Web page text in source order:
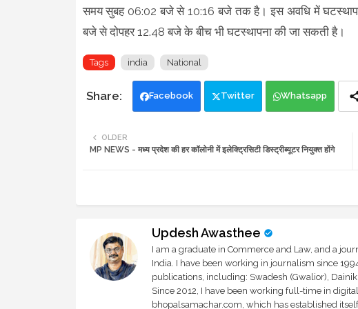
समय सुबह 06:02 बजे से 10:16 बजे तक है। इस अवधि में
बजे से दोपहर 12.48 बजे के बीच भी घटस्थापना की जा सकती है।
Tags india National
Facebook Twitter Whatsapp
OLDER
MP NEWS - मध्य प्रदेश की हर कॉलोनी में इलेक्ट्रिसिटी डिस्ट्रीब्यूटर नियुक्त होंगे
Updesh Awasthee
I am a graduate in Commerce and Law, and a
India. I have been working in journalism since
publications, including: Swadesh (Gwalior),
Since 2012, I have been working full-time in
bhopalsamachar.com, which has established